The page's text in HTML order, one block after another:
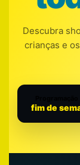
Descubra
crianças e
fim de